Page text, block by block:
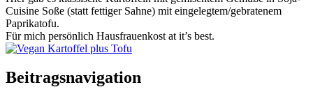
Cuisine Soße (statt fettiger Sahne) mit eingelegtem/gebratenem
Paprikatofu.
Für mich persönlich Hausfrauenkost at it’s best.
Beitragsnavigation